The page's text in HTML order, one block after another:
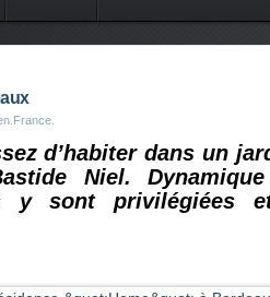
d’habiter dans un
Niel.
y sont privilégiées